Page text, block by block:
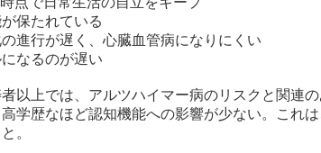
保たれている
進行が遅く、心臓血管病になりにくい
なるのが遅い
以上では、アルツハイマー病のリスクと関連
学歴なほど認知機能への影響が少ない。これ
。